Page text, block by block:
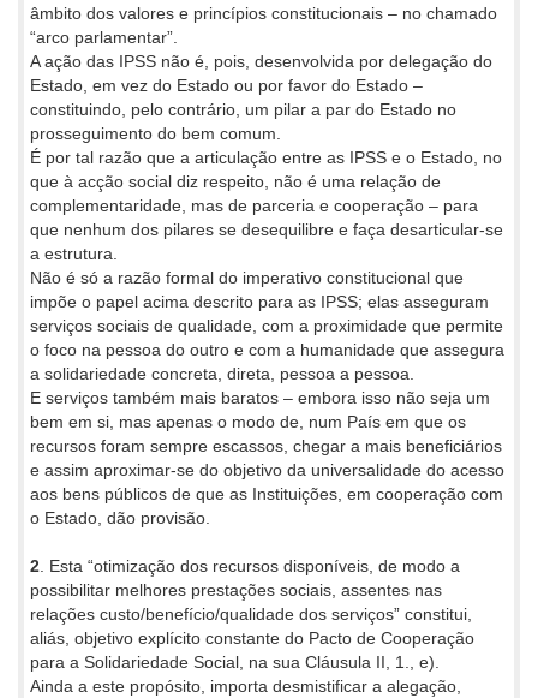
âmbito dos valores e princípios constitucionais – no chamado
“arco parlamentar”.
A ação das IPSS não é, pois, desenvolvida por delegação do
Estado, em vez do Estado ou por favor do Estado –
constituindo, pelo contrário, um pilar a par do Estado no
prosseguimento do bem comum.
É por tal razão que a articulação entre as IPSS e o Estado, no
que à acção social diz respeito, não é uma relação de
complementaridade, mas de parceria e cooperação – para
que nenhum dos pilares se desequilibre e faça desarticular-se
a estrutura.
Não é só a razão formal do imperativo constitucional que
impõe o papel acima descrito para as IPSS; elas asseguram
serviços sociais de qualidade, com a proximidade que permite
o foco na pessoa do outro e com a humanidade que assegura
a solidariedade concreta, direta, pessoa a pessoa.
E serviços também mais baratos – embora isso não seja um
bem em si, mas apenas o modo de, num País em que os
recursos foram sempre escassos, chegar a mais beneficiários
e assim aproximar-se do objetivo da universalidade do acesso
aos bens públicos de que as Instituições, em cooperação com
o Estado, dão provisão.
2 . Esta “otimização dos recursos disponíveis, de modo a
possibilitar melhores prestações sociais, assentes nas
relações custo/benefício/qualidade dos serviços” constitui,
aliás, objetivo explícito constante do Pacto de Cooperação
para a Solidariedade Social, na sua Cláusula II, 1., e).
Ainda a este propósito, importa desmistificar a alegação,